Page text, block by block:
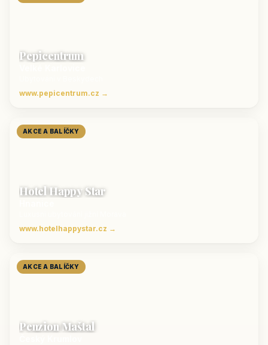
Pepicentrum
www.pepicentrum.cz →
AKCE A BALÍČKY
Hotel Happy Star
www.hotelhappystar.cz →
AKCE A BALÍČKY
Penzion Maštal